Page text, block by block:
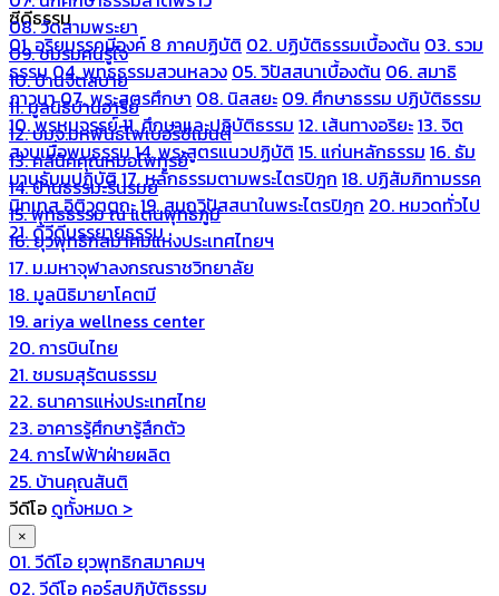
ซีดีธรรม
01. อริยมรรคมีองค์ 8 ภาคปฏิบัติ 02. ปฏิบัติธรรมเบื้องต้น 03. รวม
ธรรม04. พุทธธรรมสวนหลวง 05. วิปัสสนาเบื้องต้น 06. สมาธิ
ภาวนา07. พระสูตรศึกษา 08. นิสสยะ 09. ศึกษาธรรม ปฏิบัติธรรม
10. พรหมจรรย์11. ศึกษาและปฏิบัติธรรม 12. เส้นทางอริยะ13. จิต
สงบเมื่อพบธรรม14. พระสูตรแนวปฏิบัติ 15. แก่นหลักธรรม 16. ธัม
มานุธัมมปฏิบัติ17. หลักธรรมตามพระไตรปิฎก 18. ปฏิสัมภิทามรรค
นิทเทส อิติวุตตกะ19. สมถวิปัสสนาในพระไตรปิฎก 20. หมวดทั่วไป
21. ดีวีดีบรรยายธรรม
08. วัดสามพระยา
09. ชมรมคนรู้ใจ
10. บ้านจิตสบาย
11. มูลนิธิบ้านอารีย์
12. บมจ.มหพันธ์ไฟเบอร์ซีเมนต์
13. คลีนิคคุณหมอไพทูรย์
14. บ้านธรรมะรื่นรมย์
15. พุทธธรรม ณ แดนพุทธภูมิ
16. ยุวพุทธิกสมาคมแห่งประเทศไทยฯ
17. ม.มหาจุฬาลงกรณราชวิทยาลัย
18. มูลนิธิมายาโคตมี
19. ariya wellness center
20. การบินไทย
21. ชมรมสุรัตนธรรม
22. ธนาคารแห่งประเทศไทย
23. อาคารรู้ศึกษารู้สึกตัว
24. การไฟฟ้าฝ่ายผลิต
25. บ้านคุณสันติ
วีดีโอ ดูทั้งหมด >
×
01. วีดีโอ ยุวพุทธิกสมาคมฯ
02. วีดีโอ คอร์สปฏิบัติธรรม